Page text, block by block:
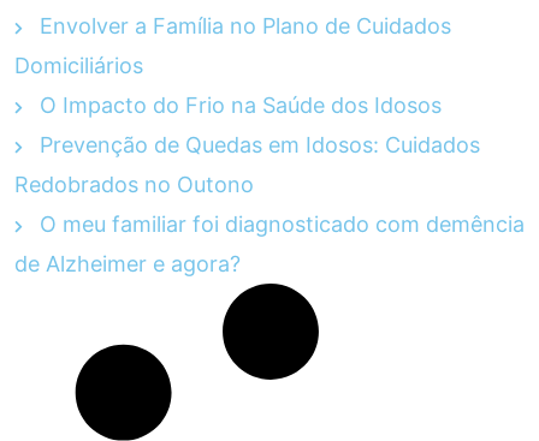
Envolver a Família no Plano de Cuidados
Domiciliários
O Impacto do Frio na Saúde dos Idosos
Prevenção de Quedas em Idosos: Cuidados
Redobrados no Outono
O meu familiar foi diagnosticado com demência
de Alzheimer e agora?